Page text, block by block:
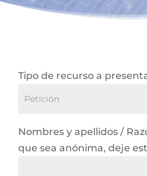
Tipo de recurso a
Nombres y apellidos /
que sea anónima, deje